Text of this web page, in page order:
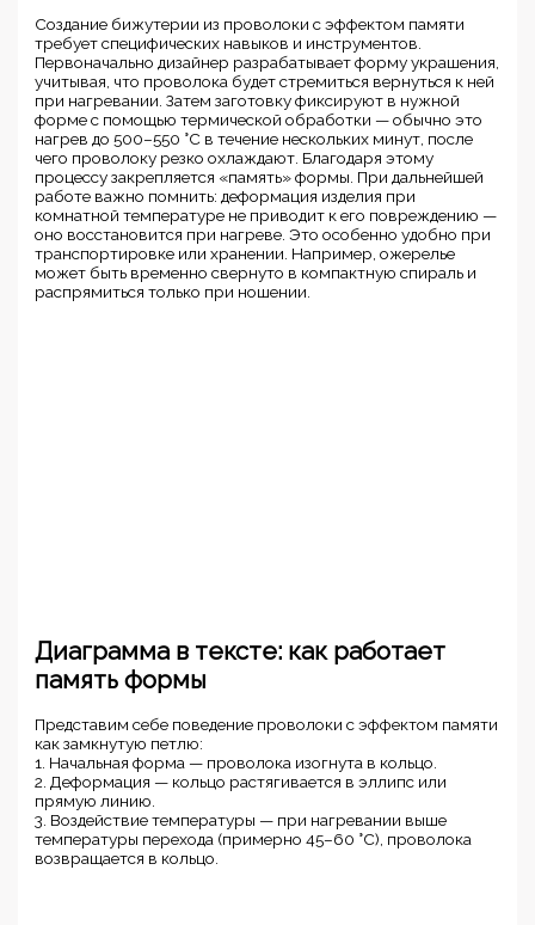
Создание бижутерии из проволоки с эффектом памяти
требует специфических навыков и инструментов.
Первоначально дизайнер разрабатывает форму украшения,
учитывая, что проволока будет стремиться вернуться к ней
при нагревании. Затем заготовку фиксируют в нужной
форме с помощью термической обработки — обычно это
нагрев до 500–550 °C в течение нескольких минут, после
чего проволоку резко охлаждают. Благодаря этому
процессу закрепляется «память» формы. При дальнейшей
работе важно помнить: деформация изделия при
комнатной температуре не приводит к его повреждению —
оно восстановится при нагреве. Это особенно удобно при
транспортировке или хранении. Например, ожерелье
может быть временно свернуто в компактную спираль и
распрямиться только при ношении.
Диаграмма в тексте: как работает
память формы
Представим себе поведение проволоки с эффектом памяти
как замкнутую петлю:
1. Начальная форма — проволока изогнута в кольцо.
2. Деформация — кольцо растягивается в эллипс или
прямую линию.
3. Воздействие температуры — при нагревании выше
температуры перехода (примерно 45–60 °C), проволока
возвращается в кольцо.